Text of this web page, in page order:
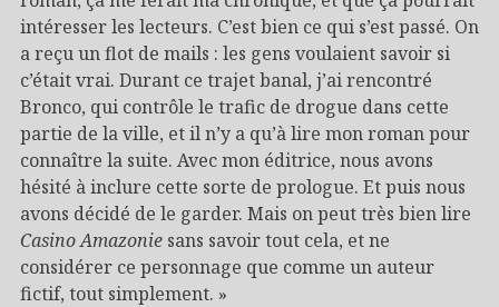
intéresser les lecteurs. C’est bien ce qui s’est passé. On
a reçu un flot de mails : les gens voulaient savoir si
c’était vrai. Durant ce trajet banal, j’ai rencontré
Bronco, qui contrôle le trafic de drogue dans cette
partie de la ville, et il n’y a qu’à lire mon roman pour
connaître la suite. Avec mon éditrice, nous avons
hésité à inclure cette sorte de prologue. Et puis nous
avons décidé de le garder. Mais on peut très bien lire
Casino Amazonie sans savoir tout cela, et ne
considérer ce personnage que comme un auteur
fictif, tout simplement. »